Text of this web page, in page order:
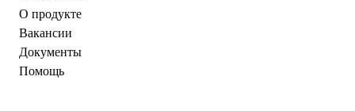
О продукте
Вакансии
Документы
Помощь